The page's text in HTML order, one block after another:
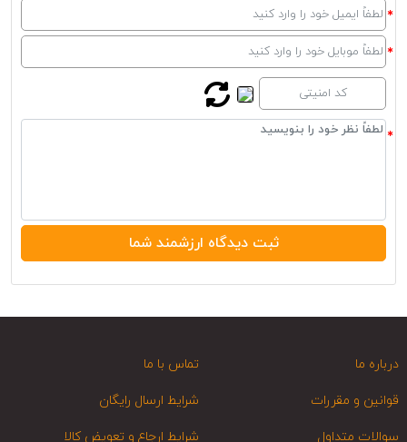
درباره ما تماس با ما
قوانین و مقررات شرایط ارسال رایگان
سوالات متداول شرایط ارجاع و تعویض کالا